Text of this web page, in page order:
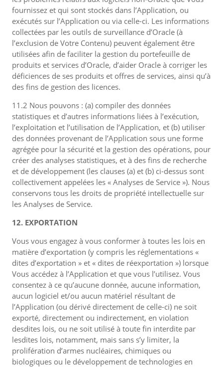
fournissez et qui sont stockés dans l’Application, ou
exécutés sur l’Application ou via celle-ci. Les informations
collectées par les outils de surveillance d’Oracle (à
l’exclusion de Votre Contenu) peuvent également être
utilisées afin de faciliter la gestion du portefeuille de
produits et services d’Oracle, d’aider Oracle à corriger les
déficiences de ses produits et offres de services, ainsi qu’à
des fins de gestion des licences.
11.2 Nous pouvons : (a) compiler des données
statistiques et d’autres informations liées à l’exécution,
l’exploitation et l’utilisation de l’Application, et (b) utiliser
des données provenant de l’Application sous une forme
agrégée pour la sécurité et la gestion des opérations, pour
créer des analyses statistiques, et à des fins de recherche
et de développement (les clauses (a) et (b) ci-dessus sont
collectivement appelées les « Analyses de Service »). Nous
conservons tous les droits de propriété intellectuelle sur
les Analyses de Service.
12. EXPORTATION
Vous vous engagez à vous conformer à toutes les lois en
matière d’exportation (y compris les réglementations «
dites d’exportation » et « dites de réexportation ») lorsque
Vous accédez à l’Application et que vous l’utilisez. Vous
consentez à ce qu’aucune donnée, aucune information,
aucun logiciel et/ou aucun matériel résultant de
l’Application (ou dérivé directement de celle-ci) ne soit
exporté, directement ou indirectement, en violation
desdites lois, ou ne soit utilisé à toute fin interdite par
lesdites lois, notamment, mais sans s’y limiter, la
prolifération d’armes nucléaires, chimiques ou
biologiques ou le développement de technologies en